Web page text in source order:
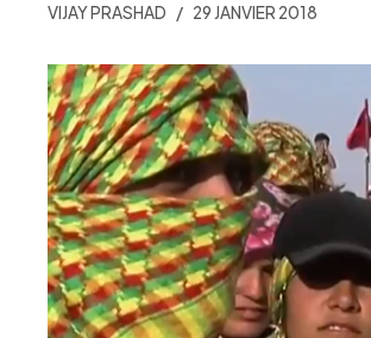
VIJAY PRASHAD 29 JANVIER 2018